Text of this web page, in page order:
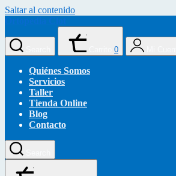
Saltar al contenido
0
Quiénes Somos
Servicios
Taller
Tienda Online
Blog
Contacto